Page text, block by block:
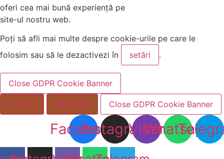
oferi cea mai bună experiență pe
site-ul nostru web.
Poți să afli mai multe despre cookie-urile pe care le
folosim sau să le dezactivezi în
setări .
Close GDPR Cookie Banner
Accept Respinge Close GDPR Cookie Banner
Facebook
Instagram
Viber
Whatsapp